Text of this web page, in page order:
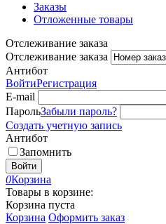
Заказы
Отложенные товары
Отслеживание заказа
Отслеживание заказа
Антибот
ВойтиРегистрация
E-mail
ПарольЗабыли пароль?
Создать учетную запись
Антибот
Запомнить
Войти
0Корзина
Товары в корзине:
Корзина пуста
Корзина Оформить заказ